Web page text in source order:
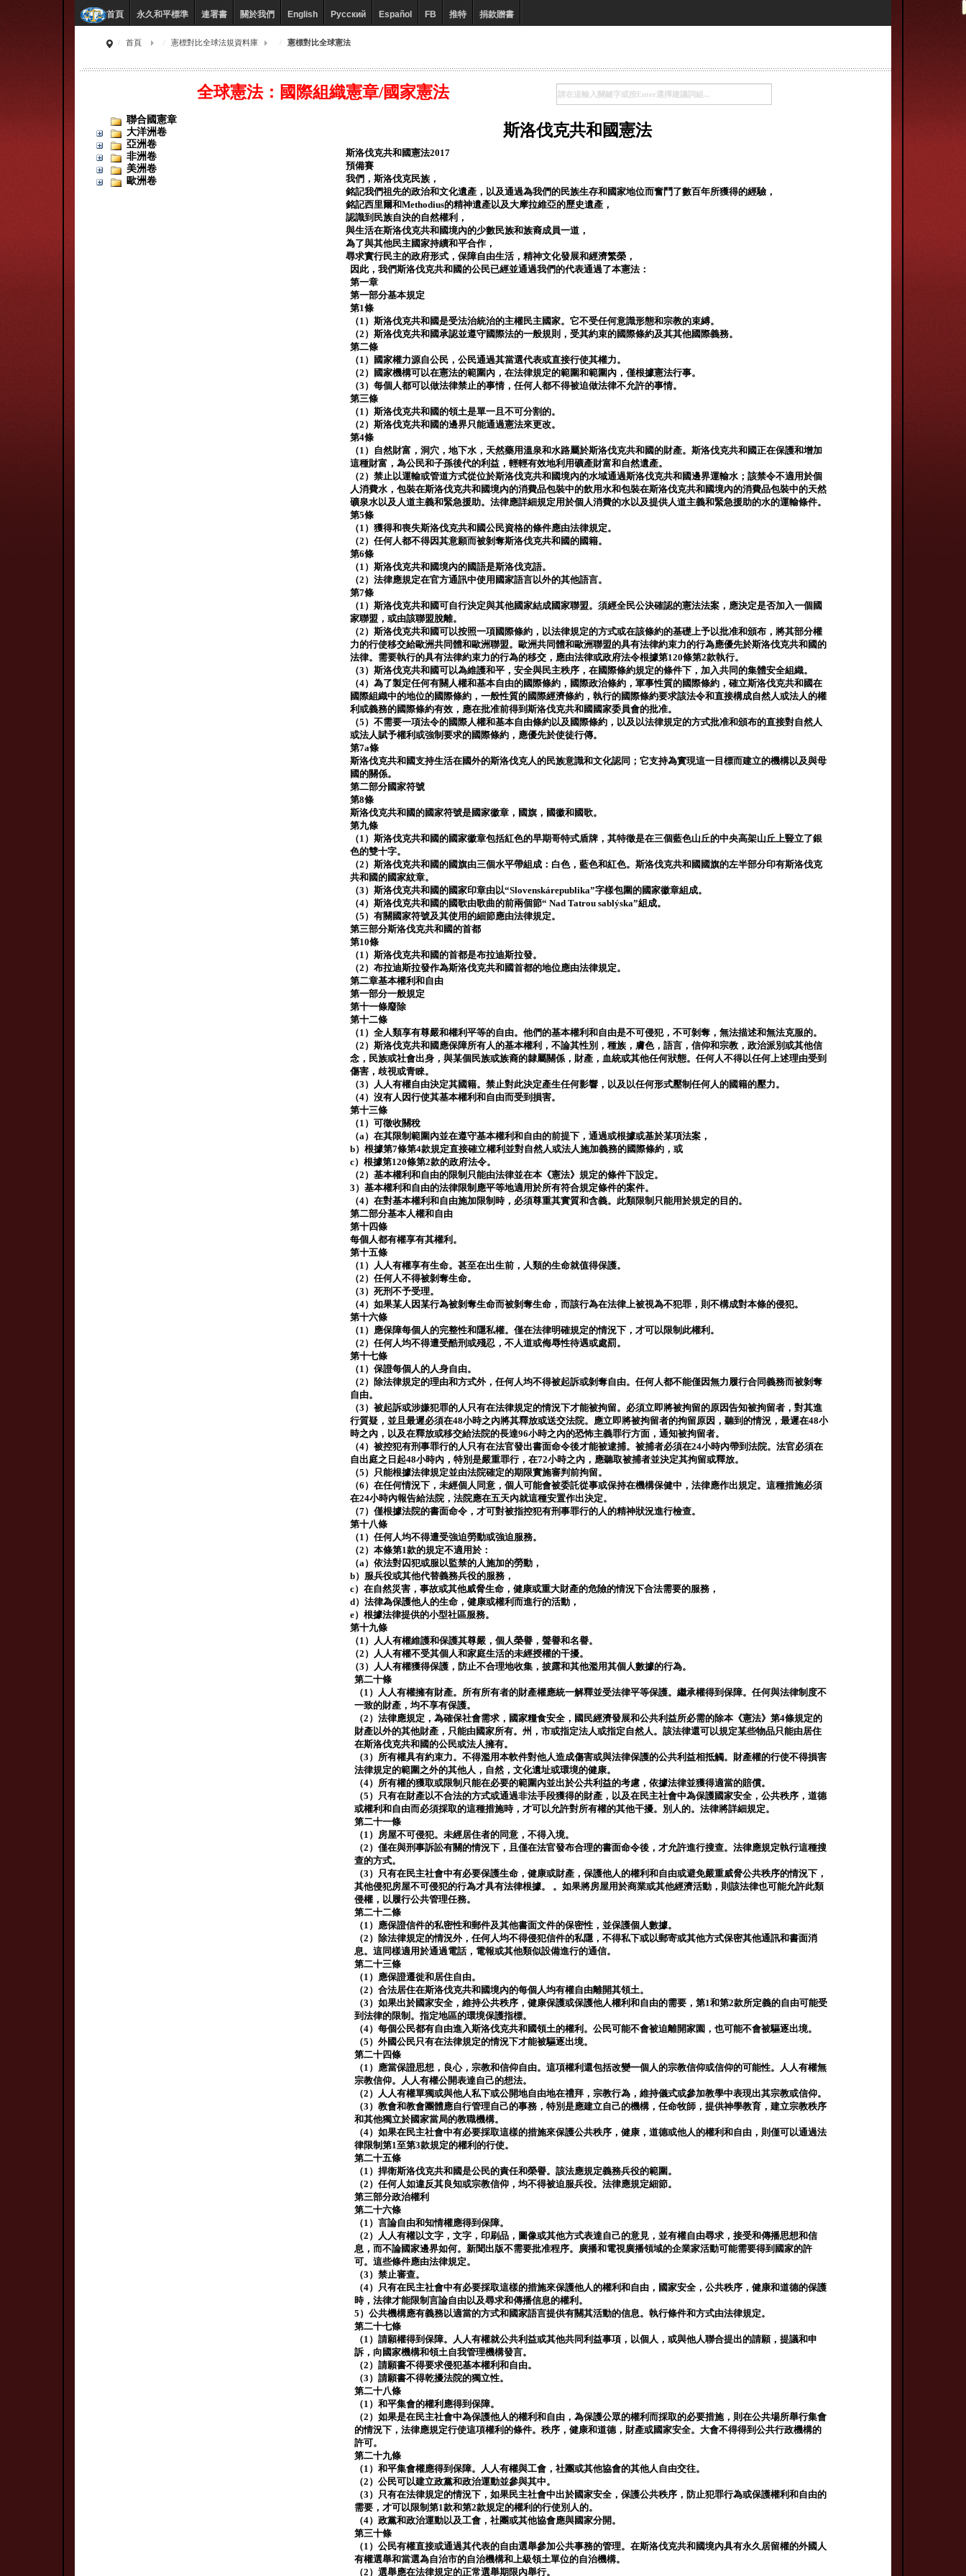
首頁 永久和平標準 連署書 關於我們 English Русский Español FB 推特 捐款贈書
首頁 憲標對比全球法規資料庫 憲標對比全球憲法
全球憲法：國際組織憲章/國家憲法
聯合國憲章
大洋洲卷
亞洲卷
非洲卷
美洲卷
歐洲卷
斯洛伐克共和國憲法
斯洛伐克共和國憲法2017
預備賽
我們，斯洛伐克民族，
銘記我們祖先的政治和文化遺產，以及通過為我們的民族生存和國家地位而奮鬥了數百年所獲得的經驗，
銘記西里爾和Methodius的精神遺產以及大摩拉維亞的歷史遺產，
認識到民族自決的自然權利，
與生活在斯洛伐克共和國境內的少數民族和族裔成員一道，
為了與其他民主國家持續和平合作，
尋求實行民主的政府形式，保障自由生活，精神文化發展和經濟繁榮，
因此，我們斯洛伐克共和國的公民已經並通過我們的代表通過了本憲法：
第一章
第一部分基本規定
第1條
（1）斯洛伐克共和國是受法治統治的主權民主國家。它不受任何意識形態和宗教的束縛。
（2）斯洛伐克共和國承認並遵守國際法的一般規則，受其約束的國際條約及其其他國際義務。
第二條
（1）國家權力源自公民，公民通過其當選代表或直接行使其權力。
（2）國家機構可以在憲法的範圍內，在法律規定的範圍和範圍內，僅根據憲法行事。
（3）每個人都可以做法律禁止的事情，任何人都不得被迫做法律不允許的事情。
第三條
（1）斯洛伐克共和國的領土是單一且不可分割的。
（2）斯洛伐克共和國的邊界只能通過憲法來更改。
第4條
（1）自然財富，洞穴，地下水，天然藥用溫泉和水路屬於斯洛伐克共和國的財產。斯洛伐克共和國正在保護和增加
這種財富，為公民和子孫後代的利益，輕輕有效地利用礦產財富和自然遺產。
（2）禁止以運輸或管道方式從位於斯洛伐克共和國境內的水域通過斯洛伐克共和國邊界運輸水；該禁令不適用於個
人消費水，包裝在斯洛伐克共和國境內的消費品包裝中的飲用水和包裝在斯洛伐克共和國境內的消費品包裝中的天然
礦泉水以及人道主義和緊急援助。法律應詳細規定用於個人消費的水以及提供人道主義和緊急援助的水的運輸條件。
第5條
（1）獲得和喪失斯洛伐克共和國公民資格的條件應由法律規定。
（2）任何人都不得因其意願而被剝奪斯洛伐克共和國的國籍。
第6條
（1）斯洛伐克共和國境內的國語是斯洛伐克語。
（2）法律應規定在官方通訊中使用國家語言以外的其他語言。
第7條
（1）斯洛伐克共和國可自行決定與其他國家結成國家聯盟。須經全民公決確認的憲法法案，應決定是否加入一個國
家聯盟，或由該聯盟脫離。
（2）斯洛伐克共和國可以按照一項國際條約，以法律規定的方式或在該條約的基礎上予以批准和頒布，將其部分權
力的行使移交給歐洲共同體和歐洲聯盟。歐洲共同體和歐洲聯盟的具有法律約束力的行為應優先於斯洛伐克共和國的
法律。需要執行的具有法律約束力的行為的移交，應由法律或政府法令根據第120條第2款執行。
（3）斯洛伐克共和國可以為維護和平，安全與民主秩序，在國際條約規定的條件下，加入共同的集體安全組織。
（4）為了製定任何有關人權和基本自由的國際條約，國際政治條約，軍事性質的國際條約，確立斯洛伐克共和國在
國際組織中的地位的國際條約，一般性質的國際經濟條約，執行的國際條約要求該法令和直接構成自然人或法人的權
利或義務的國際條約有效，應在批准前得到斯洛伐克共和國國家委員會的批准。
（5）不需要一項法令的國際人權和基本自由條約以及國際條約，以及以法律規定的方式批准和頒布的直接對自然人
或法人賦予權利或強制要求的國際條約，應優先於使徒行傳。
第7a條
斯洛伐克共和國支持生活在國外的斯洛伐克人的民族意識和文化認同；它支持為實現這一目標而建立的機構以及與母
國的關係。
第二部分國家符號
第8條
斯洛伐克共和國的國家符號是國家徽章，國旗，國徽和國歌。
第九條
（1）斯洛伐克共和國的國家徽章包括紅色的早期哥特式盾牌，其特徵是在三個藍色山丘的中央高架山丘上豎立了銀
色的雙十字。
（2）斯洛伐克共和國的國旗由三個水平帶組成：白色，藍色和紅色。斯洛伐克共和國國旗的左半部分印有斯洛伐克
共和國的國家紋章。
（3）斯洛伐克共和國的國家印章由以“Slovenskárepublika”字樣包圍的國家徽章組成。
（4）斯洛伐克共和國的國歌由歌曲的前兩個節“ Nad Tatrou sablýska”組成。
（5）有關國家符號及其使用的細節應由法律規定。
第三部分斯洛伐克共和國的首都
第10條
（1）斯洛伐克共和國的首都是布拉迪斯拉發。
（2）布拉迪斯拉發作為斯洛伐克共和國首都的地位應由法律規定。
第二章基本權利和自由
第一部分一般規定
第十一條廢除
第十二條
（1）全人類享有尊嚴和權利平等的自由。他們的基本權利和自由是不可侵犯，不可剝奪，無法描述和無法克服的。
（2）斯洛伐克共和國應保障所有人的基本權利，不論其性別，種族，膚色，語言，信仰和宗教，政治派別或其他信
念，民族或社會出身，與某個民族或族裔的隸屬關係，財產，血統或其他任何狀態。任何人不得以任何上述理由受到
傷害，歧視或青睞。
（3）人人有權自由決定其國籍。禁止對此決定產生任何影響，以及以任何形式壓制任何人的國籍的壓力。
（4）沒有人因行使其基本權利和自由而受到損害。
第十三條
（1）可徵收關稅
（a）在其限制範圍內並在遵守基本權利和自由的前提下，通過或根據或基於某項法案，
b）根據第7條第4款規定直接確立權利並對自然人或法人施加義務的國際條約，或
c）根據第120條第2款的政府法令。
（2）基本權利和自由的限制只能由法律並在本《憲法》規定的條件下設定。
3）基本權利和自由的法律限制應平等地適用於所有符合規定條件的案件。
（4）在對基本權利和自由施加限制時，必須尊重其實質和含義。此類限制只能用於規定的目的。
第二部分基本人權和自由
第十四條
每個人都有權享有其權利。
第十五條
（1）人人有權享有生命。甚至在出生前，人類的生命就值得保護。
（2）任何人不得被剝奪生命。
（3）死刑不予受理。
（4）如果某人因某行為被剝奪生命而被剝奪生命，而該行為在法律上被視為不犯罪，則不構成對本條的侵犯。
第十六條
（1）應保障每個人的完整性和隱私權。僅在法律明確規定的情況下，才可以限制此權利。
（2）任何人均不得遭受酷刑或殘忍，不人道或侮辱性待遇或處罰。
第十七條
（1）保證每個人的人身自由。
（2）除法律規定的理由和方式外，任何人均不得被起訴或剝奪自由。任何人都不能僅因無力履行合同義務而被剝奪
自由。
（3）被起訴或涉嫌犯罪的人只有在法律規定的情況下才能被拘留。必須立即將被拘留的原因告知被拘留者，對其進
行質疑，並且最遲必須在48小時之內將其釋放或送交法院。應立即將被拘留者的拘留原因，聽到的情況，最遲在48小
時之內，以及在釋放或移交給法院的長達96小時之內的恐怖主義罪行方面，通知被拘留者。
（4）被控犯有刑事罪行的人只有在法官發出書面命令後才能被逮捕。被捕者必須在24小時內帶到法院。法官必須在
自出庭之日起48小時內，特別是嚴重罪行，在72小時之內，應聽取被捕者並決定其拘留或釋放。
（5）只能根據法律規定並由法院確定的期限實施審判前拘留。
（6）在任何情況下，未經個人同意，個人可能會被委託從事或保持在機構保健中，法律應作出規定。這種措施必須
在24小時內報告給法院，法院應在五天內就這種安置作出決定。
（7）僅根據法院的書面命令，才可對被指控犯有刑事罪行的人的精神狀況進行檢查。
第十八條
（1）任何人均不得遭受強迫勞動或強迫服務。
（2）本條第1款的規定不適用於：
（a）依法對囚犯或服以監禁的人施加的勞動，
b）服兵役或其他代替義務兵役的服務，
c）在自然災害，事故或其他威脅生命，健康或重大財產的危險的情況下合法需要的服務，
d）法律為保護他人的生命，健康或權利而進行的活動，
e）根據法律提供的小型社區服務。
第十九條
（1）人人有權維護和保護其尊嚴，個人榮譽，聲譽和名譽。
（2）人人有權不受其個人和家庭生活的未經授權的干擾。
（3）人人有權獲得保護，防止不合理地收集，披露和其他濫用其個人數據的行為。
第二十條
（1）人人有權擁有財產。所有所有者的財產權應統一解釋並受法律平等保護。繼承權得到保障。任何與法律制度不
一致的財產，均不享有保護。
（2）法律應規定，為確保社會需求，國家糧食安全，國民經濟發展和公共利益所必需的除本《憲法》第4條規定的
財產以外的其他財產，只能由國家所有。州，市或指定法人或指定自然人。該法律還可以規定某些物品只能由居住
在斯洛伐克共和國的公民或法人擁有。
（3）所有權具有約束力。不得濫用本軟件對他人造成傷害或與法律保護的公共利益相抵觸。財產權的行使不得損害
法律規定的範圍之外的其他人，自然，文化遺址或環境的健康。
（4）所有權的獲取或限制只能在必要的範圍內並出於公共利益的考慮，依據法律並獲得適當的賠償。
（5）只有在財產以不合法的方式或通過非法手段獲得的財產，以及在民主社會中為保護國家安全，公共秩序，道德
或權利和自由而必須採取的這種措施時，才可以允許對所有權的其他干擾。別人的。法律將詳細規定。
第二十一條
（1）房屋不可侵犯。未經居住者的同意，不得入境。
（2）僅在與刑事訴訟有關的情況下，且僅在法官發布合理的書面命令後，才允許進行搜查。法律應規定執行這種搜
查的方式。
（3）只有在民主社會中有必要保護生命，健康或財產，保護他人的權利和自由或避免嚴重威脅公共秩序的情況下，
其他侵犯房屋不可侵犯的行為才具有法律根據。 。如果將房屋用於商業或其他經濟活動，則該法律也可能允許此類
侵權，以履行公共管理任務。
第二十二條
（1）應保證信件的私密性和郵件及其他書面文件的保密性，並保護個人數據。
（2）除法律規定的情況外，任何人均不得侵犯信件的私隱，不得私下或以郵寄或其他方式保密其他通訊和書面消
息。這同樣適用於通過電話，電報或其他類似設備進行的通信。
第二十三條
（1）應保證遷徙和居住自由。
（2）合法居住在斯洛伐克共和國境內的每個人均有權自由離開其領土。
（3）如果出於國家安全，維持公共秩序，健康保護或保護他人權利和自由的需要，第1和第2款所定義的自由可能受
到法律的限制。指定地區的環境保護指標。
（4）每個公民都有自由進入斯洛伐克共和國領土的權利。公民可能不會被迫離開家園，也可能不會被驅逐出境。
（5）外國公民只有在法律規定的情況下才能被驅逐出境。
第二十四條
（1）應當保證思想，良心，宗教和信仰自由。這項權利還包括改變一個人的宗教信仰或信仰的可能性。人人有權無
宗教信仰。人人有權公開表達自己的想法。
（2）人人有權單獨或與他人私下或公開地自由地在禮拜，宗教行為，維持儀式或參加教學中表現出其宗教或信仰。
（3）教會和教會團體應自行管理自己的事務，特別是應建立自己的機構，任命牧師，提供神學教育，建立宗教秩序
和其他獨立於國家當局的教職機構。
（4）如果在民主社會中有必要採取這樣的措施來保護公共秩序，健康，道德或他人的權利和自由，則僅可以通過法
律限制第1至第3款規定的權利的行使。
第二十五條
（1）捍衛斯洛伐克共和國是公民的責任和榮譽。該法應規定義務兵役的範圍。
（2）任何人如違反其良知或宗教信仰，均不得被迫服兵役。法律應規定細節。
第三部分政治權利
第二十六條
（1）言論自由和知情權應得到保障。
（2）人人有權以文字，文字，印刷品，圖像或其他方式表達自己的意見，並有權自由尋求，接受和傳播思想和信
息，而不論國家邊界如何。新聞出版不需要批准程序。廣播和電視廣播領域的企業家活動可能需要得到國家的許
可。這些條件應由法律規定。
（3）禁止審查。
（4）只有在民主社會中有必要採取這樣的措施來保護他人的權利和自由，國家安全，公共秩序，健康和道德的保護
時，法律才能限制言論自由以及尋求和傳播信息的權利。
5）公共機構應有義務以適當的方式和國家語言提供有關其活動的信息。執行條件和方式由法律規定。
第二十七條
（1）請願權得到保障。人人有權就公共利益或其他共同利益事項，以個人，或與他人聯合提出的請願，提議和申
訴，向國家機構和領土自我管理機構發言。
（2）請願書不得要求侵犯基本權利和自由。
（3）請願書不得乾擾法院的獨立性。
第二十八條
（1）和平集會的權利應得到保障。
（2）如果是在民主社會中為保護他人的權利和自由，為保護公眾的權利而採取的必要措施，則在公共場所舉行集會
的情況下，法律應規定行使這項權利的條件。秩序，健康和道德，財產或國家安全。大會不得得到公共行政機構的
許可。
第二十九條
（1）和平集會權應得到保障。人人有權與工會，社團或其他協會的其他人自由交往。
（2）公民可以建立政黨和政治運動並參與其中。
（3）只有在法律規定的情況下，如果民主社會中出於國家安全，保護公共秩序，防止犯罪行為或保護權利和自由的
需要，才可以限制第1款和第2款規定的權利的行使別人的。
（4）政黨和政治運動以及工會，社團或其他協會應與國家分開。
第三十條
（1）公民有權直接或通過其代表的自由選舉參加公共事務的管理。在斯洛伐克共和國境內具有永久居留權的外國人
有權選舉和當選為自治市的自治機構和上級領土單位的自治機構。
（2）選舉應在法律規定的正常選舉期限內舉行。